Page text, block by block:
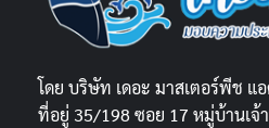
โดย บริษัท เดอะ มาสเตอร์พีช แอ
ที่อยู่ 35/198 ซอย 17 หมู่บ้านเจ้